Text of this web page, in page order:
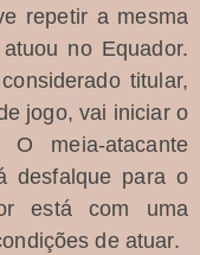
repetir a mesma
no Equador.
titular,
jogo, vai iniciar o
meia-atacante
desfalque para o
está com uma
de atuar.